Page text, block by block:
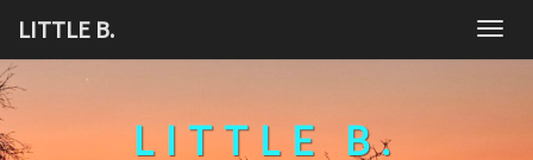
content
LITTLE B.
LITTLE B.